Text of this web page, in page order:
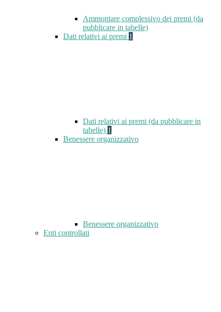
Ammontare complessivo dei premi (da
pubblicare in tabelle)
Dati relativi ai premi 1
Dati relativi ai premi (da pubblicare in
tabelle) 1
Benessere organizzativo
Benessere organizzativo
Enti controllati